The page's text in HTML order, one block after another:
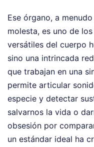
Ese órgano, a
molesta, es uno de
versátiles del cuerpo
sino una intrincada
que trabajan en una
permite articular
especie y detectar
salvarnos la vida o
obsesión por
un estándar ideal ha